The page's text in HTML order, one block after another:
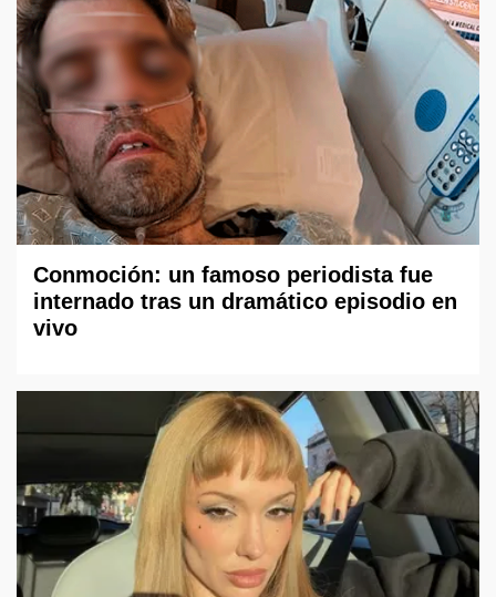
Conmoción: un famoso periodista fue
internado tras un dramático episodio en
vivo